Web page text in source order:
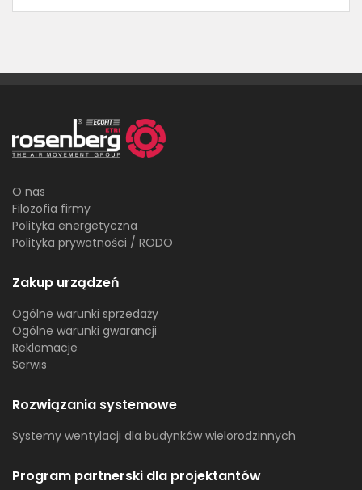
O nas
Filozofia firmy
Polityka energetyczna
Polityka prywatności / RODO
Zakup urządzeń
Ogólne warunki sprzedaży
Ogólne warunki gwarancji
Reklamacje
Serwis
Rozwiązania systemowe
Systemy wentylacji dla budynków wielorodzinnych
Program partnerski dla projektantów